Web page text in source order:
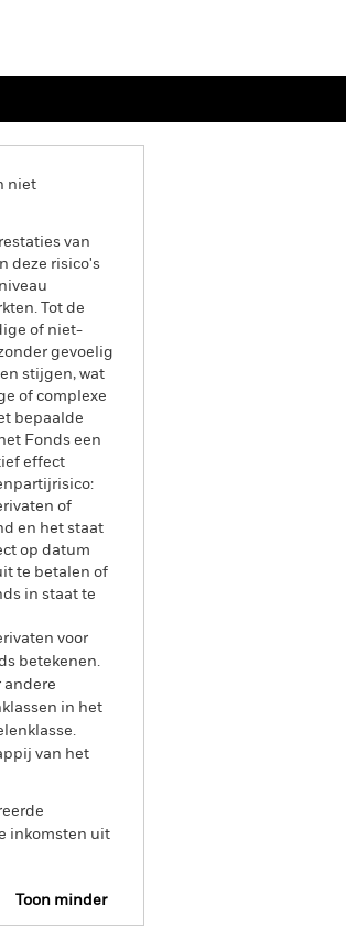
niet
van
deze risico's
Tot de
of niet-
gevoelig
stijgen, wat
of complexe
bepaalde
Fonds een
effect
of
en het staat
op datum
te betalen of
in staat te
voor
betekenen.
andere
in het
van het
inkomsten uit
Toon minder